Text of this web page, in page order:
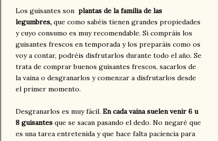
Los guisantes son plantas de la familia de las
legumbres, que como sabéis tienen grandes propiedades
y cuyo consumo es muy recomendable. Si compráis los
guisantes frescos en temporada y los preparáis como os
voy a contar, podréis disfrutarlos durante todo el año. Se
trata de comprar buenos guisantes frescos, sacarlos de
la vaina o desgranarlos y comenzar a disfrutarlos desde
el primer momento.
Desgranarlos es muy fácil. En cada vaina suelen venir 6 u
8 guisantes que se sacan pasando el dedo. No negaré que
es una tarea entretenida y que hace falta paciencia para